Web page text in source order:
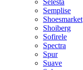
Selesta
Semplise
Shoesmarket
Shoiberg
Sofirele
Spectra
Spur
Suave